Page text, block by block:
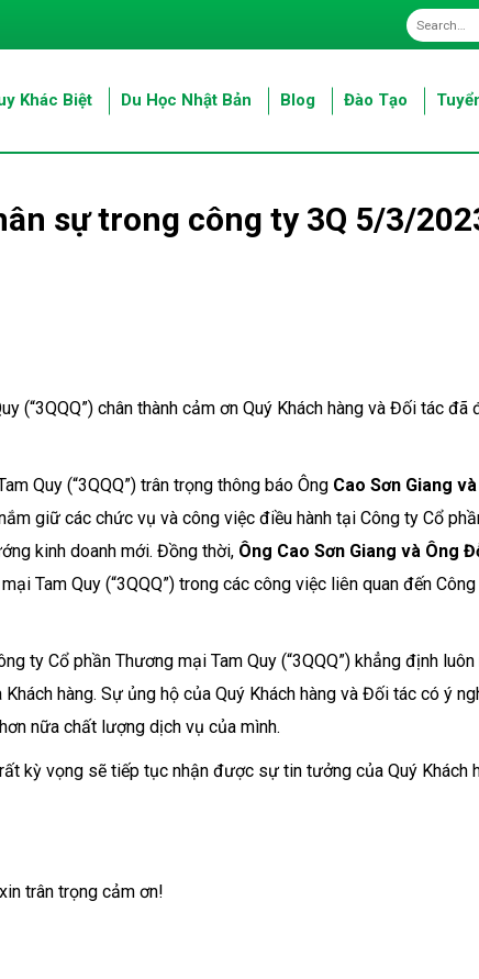
Khác Biệt Du Học Nhật Bản Blog Đào Tạo
sự trong công ty 3Q 5/3/
(“3QQQ”) chân thành cảm ơn Quý Khách hàng và Đối tác đã
Quy (“3QQQ”) trân trọng thông báo Ông Cao Sơn Giang
giữ các chức vụ và công việc điều hành tại Công ty Cổ
kinh doanh mới. Đồng thời, Ông Cao Sơn Giang và Ông
Tam Quy (“3QQQ”) trong các công việc liên quan đến
ty Cổ phần Thương mại Tam Quy (“3QQQ”) khẳng định
hàng. Sự ủng hộ của Quý Khách hàng và Đối tác có ý
nữa chất lượng dịch vụ của mình.
kỳ vọng sẽ tiếp tục nhận được sự tin tưởng của Quý Khách
trân trọng cảm ơn!